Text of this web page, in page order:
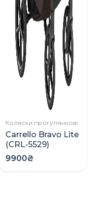
Коляски прогулянкові
Carrello Bravo Lite
(CRL-5529)
прогулянкова
коляска
9900₴